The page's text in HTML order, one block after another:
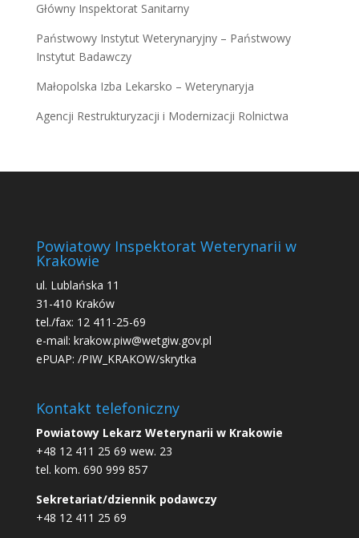
Główny Inspektorat Sanitarny
Państwowy Instytut Weterynaryjny – Państwowy
Instytut Badawczy
Małopolska Izba Lekarsko – Weterynaryja
Agencji Restrukturyzacji i Modernizacji Rolnictwa
Powiatowy Inspektorat Weterynarii w
Krakowie
ul. Lublańska 11
31-410 Kraków
tel./fax: 12 411-25-69
e-mail: krakow.piw@wetgiw.gov.pl
ePUAP: /PIW_KRAKOW/skrytka
Kontakt telefoniczny
Powiatowy Lekarz Weterynarii w Krakowie
+48 12 411 25 69 wew. 23
tel. kom. 690 999 857
Sekretariat/dziennik podawczy
+48 12 411 25 69